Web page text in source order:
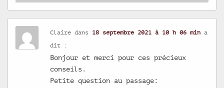
Claire dans 18 septembre 2021 à 10 h 06 min a
dit :
Bonjour et merci pour ces précieux
conseils.
Petite question au passage: